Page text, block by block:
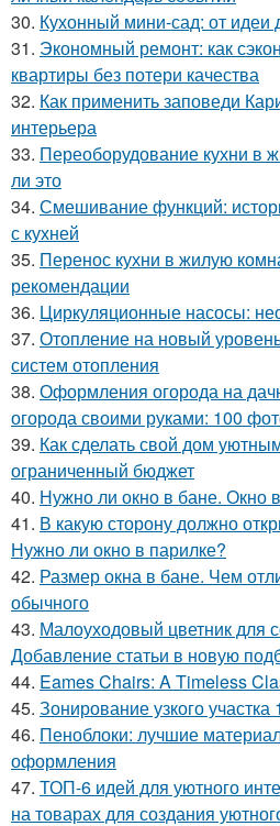
30. Кухонный мини-сад: от идеи
31. Экономный ремонт: как
квартиры без потери качества
32. Как применить заповеди
интерьера
33. Переоборудование кухни в
ли это
34. Смешивание функций:
с кухней
35. Перенос кухни в жилую
рекомендации
36. Циркуляционные насосы:
37. Отопление на новый
систем отопления
38. Оформления огорода на
огорода своими руками: 100
39. Как сделать свой дом
ограниченный бюджет
40. Нужно ли окно в бане. Окно
41. В какую сторону должно
Нужно ли окно в парилке?
42. Размер окна в бане. Чем
обычного
43. Малоуходовый цветник для
Добавление статьи в новую
44. Eames Chairs: A Timeless
45. Зонирование узкого
46. Пеноблоки: лучшие
оформления
47. ТОП-6 идей для уютного
на товарах для создания